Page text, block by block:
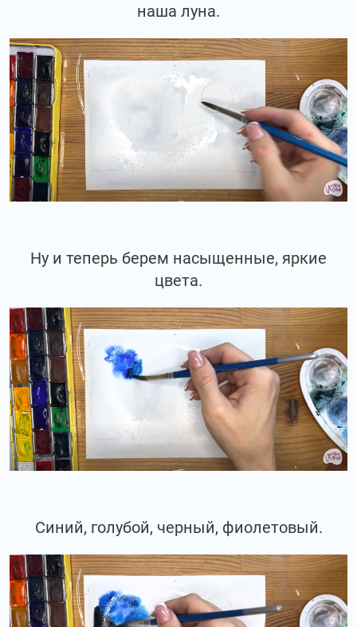
наша луна.
Ну и теперь берем насыщенные, яркие
цвета.
Синий, голубой, черный, фиолетовый.